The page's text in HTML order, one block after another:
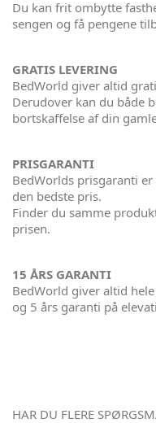
Du kan frit ombytte
sengen og få pengene
GRATIS LEVERING
BedWorld giver altid
Derudover kan du både
bortskaffelse af din
PRISGARANTI
BedWorlds prisgaranti
den bedste pris.
Finder du samme
prisen.
15 ÅRS GARANTI
BedWorld giver altid
og 5 års garanti på
HAR DU FLERE